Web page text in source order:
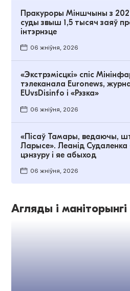
Пракуроры Міншчыны з
суды звыш 1,5 тысяч заяў
інтэрнэце
06 жніўня, 2026
«Экстрэмісцкі» спіс
тэлеканала Euronews,
EUvsDisinfo і «Рэзка»
06 жніўня, 2026
«Пісаў Тамары, ведаючы,
Ларысе». Леанід
цэнзуру і яе абыход
06 жніўня, 2026
Агляды і маніторынгі